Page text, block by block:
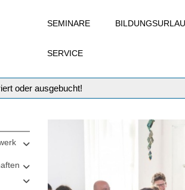
SEMINARE
SERVICE
oder ausgebucht!